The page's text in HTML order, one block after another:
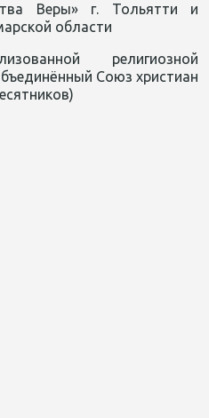
Веры» г. Тольятти и
области
религиозной
Союз христиан